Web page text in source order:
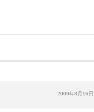
2009年3月16